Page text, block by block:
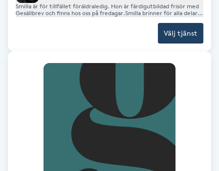
Fransförlängning Megavolym
Fransk manikyr
Smilla är för tillfället föräldraledig. Hon är färdigutbildad frisör med
Gesällbrev och finns hos oss på fredagar.Smilla brinner för alla delar
Välj tjänst